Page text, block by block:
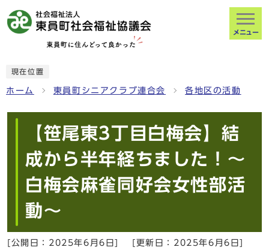
メニュー
現在位置
ホーム 東員町シニアクラブ連合会 各地区の活動
【笹尾東3丁目白梅会】結
成から半年経ちました！～
白梅会麻雀同好会女性部活
動～
[公開日： 2025年6月6日 [更新日： 2025年6月6日